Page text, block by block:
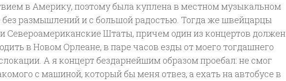
в Америку, поэтому была куплена в местном музыкальном
без размышлений и с большой радостью. Тогда же швейцарцы
Североамериканские Штаты, причем один из концертов должен
в Новом Орлеане, в паре часов езды от моего тогдашнего
А я концерт бездарнейшим образом проебал: не смог
с машиной, который бы меня отвез, а ехать на автобусе в